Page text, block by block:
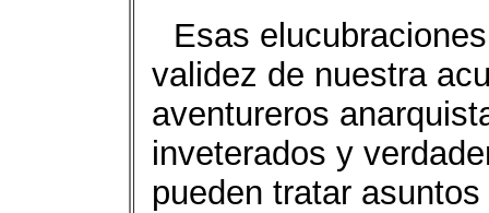
Esas
validez de nuestra
aventureros
inveterados y
pueden tratar